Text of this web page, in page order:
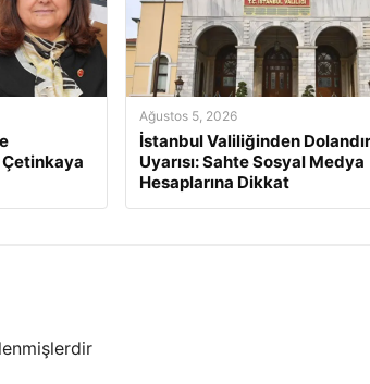
Ağustos 5, 2026
İstanbul Valiliğinden
Uyarısı: Sahte Sosyal Medya
Hesaplarına Dikkat